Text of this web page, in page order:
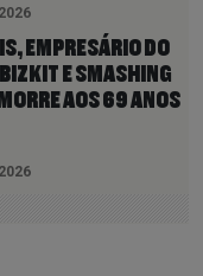
EMPRESÁRIO DO
E SMASHING
AOS 69 ANOS